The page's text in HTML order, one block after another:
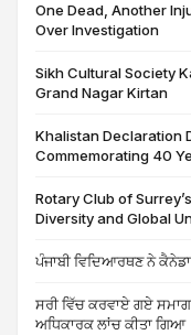
One Dead, Another
Over Investigation
Sikh Cultural Society
Grand Nagar Kirtan
Khalistan Declaration
Commemorating 40
Rotary Club of
Diversity and Global
ਪੰਜਾਬੀ ਵਿਦਿਆਰਥਣ ਨੇ
ਸਰੀ ਵਿੱਚ ਕਰਵਾਏ ਗਏ
ਅਧਿਕਾਰਕ ਲਾਂਚ ਕੀਤਾ ਗਿਆ